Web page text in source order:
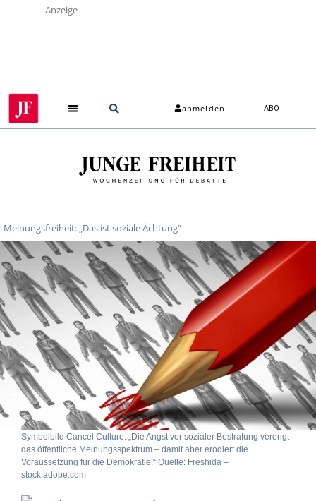
Anzeige
anmelden ABO
Meinungsfreiheit: „Das ist soziale Ächtung“
Symbolbild Cancel Culture: „Die Angst vor sozialer Bestrafung verengt
das öffentliche Meinungsspektrum – damit aber erodiert die
Voraussetzung für die Demokratie.“ Quelle: Freshida –
stock.adobe.com